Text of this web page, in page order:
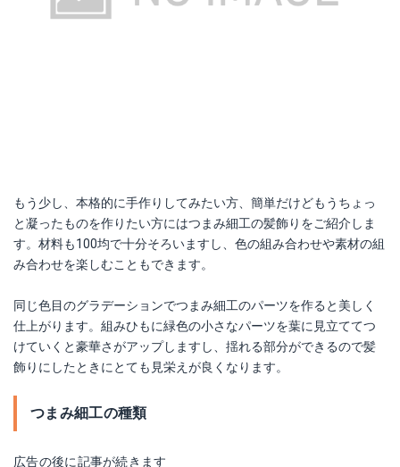
もう少し、本格的に手作りしてみたい方、簡単だけどもうちょっ
と凝ったものを作りたい方にはつまみ細工の髪飾りをご紹介しま
す。材料も100均で十分そろいますし、色の組み合わせや素材の組
み合わせを楽しむこともできます。
同じ色目のグラデーションでつまみ細工のパーツを作ると美しく
仕上がります。組みひもに緑色の小さなパーツを葉に見立ててつ
けていくと豪華さがアップしますし、揺れる部分ができるので髪
飾りにしたときにとても見栄えが良くなります。
つまみ細工の種類
広告の後に記事が続きます